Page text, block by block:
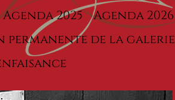
Agenda 2025
Agenda 2026
de la galerie